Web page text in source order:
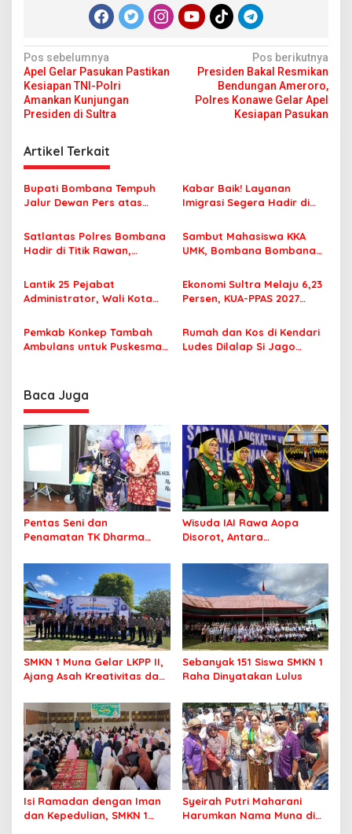
N
a
v
i
g
a
s
i
p
o
s
Pos sebelumnya
Apel Gelar Pasukan Pastikan
Kesiapan TNI-Polri
Amankan Kunjungan
Presiden di Sultra
Pos berikutnya
Presiden Bakal Resmikan
Bendungan Ameroro,
Polres Konawe Gelar Apel
Kesiapan Pasukan
Artikel Terkait
Bupati Bombana Tempuh
Jalur Dewan Pers atas
Korupsi Jembatan Cirauci II
Kabar Baik! Layanan
Imigrasi Segera Hadir di
Perlu Lagi ke Kendari
Satlantas Polres Bombana
Hadir di Titik Rawan,
Sekolah dengan Aman
Sambut Mahasiswa KKA
UMK, Bombana Bombana
Sasaran
Lantik 25 Pejabat
Administrator, Wali Kota
Berintegritas dan
Profesional Layani
Masyarakat
Ekonomi Sultra Melaju 6,23
Persen, KUA-PPAS 2027
Pemkab Konkep Tambah
Ambulans untuk Puskesmas
Rumah dan Kos di Kendari
Ludes Dilalap Si Jago
Baca Juga
Pentas Seni dan
Penamatan TK Dharma
Panggung Bakat Generasi
Muda Bombana
Wisuda IAI Rawa Aopa
Disorot, Antara
Dugaan Pelanggaran
SMKN 1 Muna Gelar LKPP II,
Ajang Asah Kreativitas dan
Sebanyak 151 Siswa SMKN 1
Raha Dinyatakan Lulus
Isi Ramadan dengan Iman
dan Kepedulian, SMKN 1
Syeirah Putri Maharani
Harumkan Nama Muna di